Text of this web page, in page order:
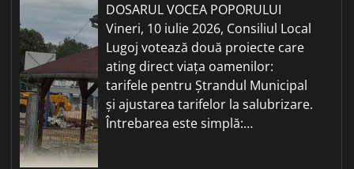
DOSARUL VOCEA POPORULUI
Vineri, 10 iulie 2026, Consiliul Local
Lugoj votează două proiecte care
ating direct viața oamenilor:
tarifele pentru Ștrandul Municipal
și ajustarea tarifelor la salubrizare.
Întrebarea este simplă:…